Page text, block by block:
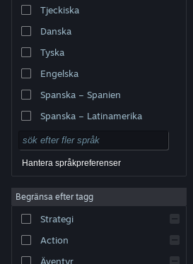
varumärken tillhör respektive ägare i USA och andra
Tillgänglighet
Återbetalningar|
Tjeckiska
Danska
Tyska
Engelska
Spanska – Spanien
Spanska – Latinamerika
Hantera språkpreferenser
Begränsa efter tagg
Strategi
Action
Äventyr